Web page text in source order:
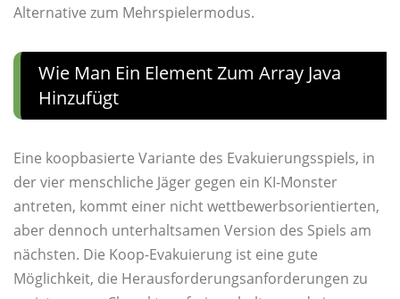
Alternative zum Mehrspielermodus.
Wie Man Ein Element Zum Array Java
Hinzufügt
Eine koopbasierte Variante des Evakuierungsspiels, in
der vier menschliche Jäger gegen ein KI-Monster
antreten, kommt einer nicht wettbewerbsorientierten,
aber dennoch unterhaltsamen Version des Spiels am
nächsten. Die Koop-Evakuierung ist eine gute
Möglichkeit, die Herausforderungsanforderungen zu